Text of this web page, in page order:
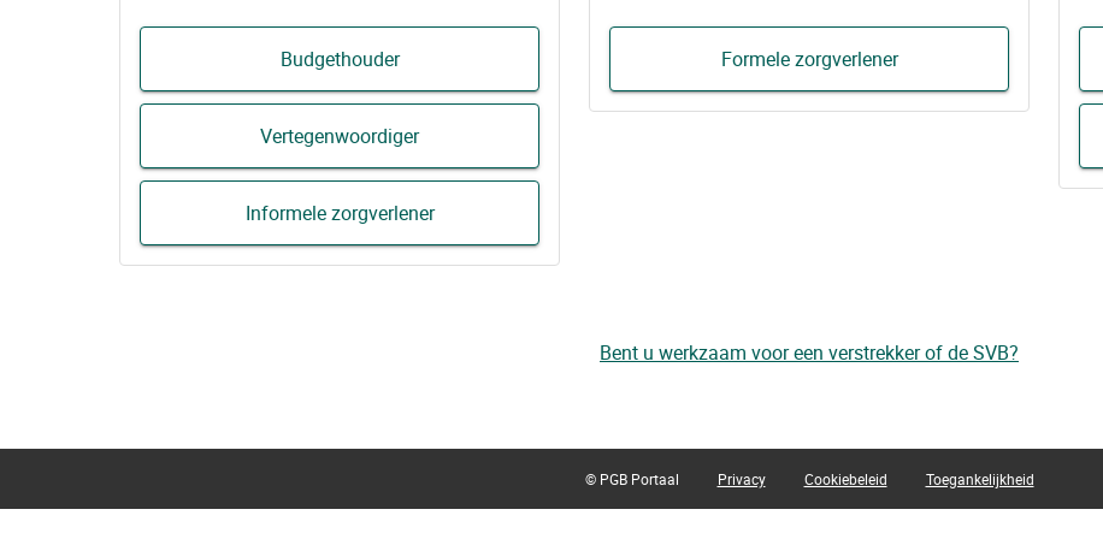
Budgethouder
Vertegenwoordiger
Informele zorgverlener
Formele zorgverlener
Bent u werkzaam voor een verstrekker of de SVB?
© PGB Portaal Privacy Cookiebeleid Toegankelijkheid